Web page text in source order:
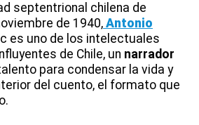
septentrional chilena de
de 1940, Antonio
es uno de los intelectuales
de Chile, un narrador
para condensar la vida y
del cuento, el formato que